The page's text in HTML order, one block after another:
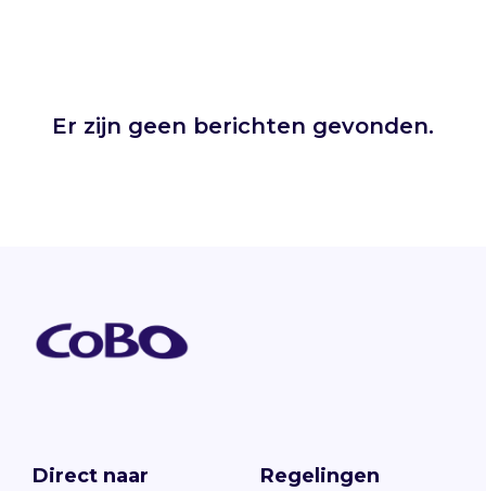
Er zijn geen berichten gevonden.
Direct naar Regelingen